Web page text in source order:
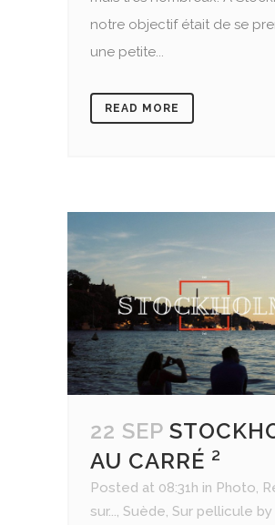
notre objectif était de se
une petite...
READ MORE
22 SEP
AU CARRÉ ²
Posted at 08:31h in Photo
sur...
Suède Sur pellicule by